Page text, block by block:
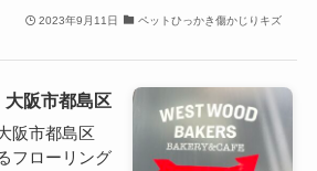
2023年9月11日 ペットひっかき傷かじりキズ
阪市都島区
阪市都島区
フローリング